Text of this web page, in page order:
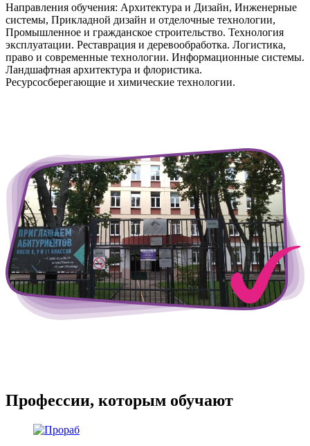
Направления обучения: Архитектура и Дизайн, Инженерные
системы, Прикладной дизайн и отделочные технологии,
Промышленное и гражданское строительство. Технология
эксплуатации. Реставрация и деревообработка. Логистика,
право и современные технологии. Информационные системы.
Ландшафтная архитектура и флористика.
Ресурсосберегающие и химические технологии.
Профессии, которым обучают